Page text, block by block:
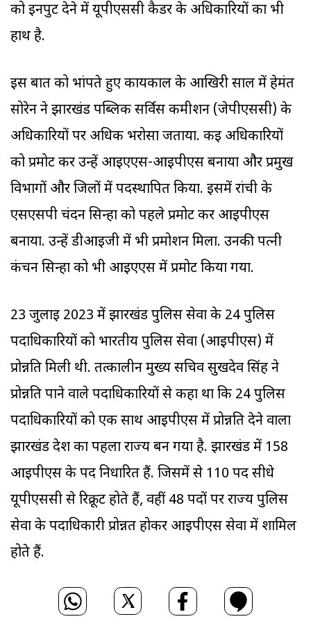
को इनपुट देने में यूपीएससी कैडर के अधिकारियों का भी
हाथ है.
इस बात को भांपते हुए कार्यकाल के आखिरी साल में हेमंत
सोरेन ने झारखंड पब्लिक सर्विस कमीशन (जेपीएससी) के
अधिकारियों पर अधिक भरोसा जताया. कई अधिकारियों
को प्रमोट कर उन्हें आईएएस-आईपीएस बनाया और प्रमुख
विभागों और जिलों में पदस्थापित किया. इसमें रांची के
एसएसपी चंदन सिन्हा को पहले प्रमोट कर आइपीएस
बनाया. उन्हें डीआईजी में भी प्रमोशन मिला. उनकी पत्नी
कंचन सिन्हा को भी आईएएस में प्रमोट किया गया.
23 जुलाई 2023 में झारखंड पुलिस सेवा के 24 पुलिस
पदाधिकारियों को भारतीय पुलिस सेवा (आईपीएस) में
प्रोन्नति मिली थी. तत्कालीन मुख्य सचिव सुखदेव सिंह ने
प्रोन्नति पाने वाले पदाधिकारियों से कहा था कि 24 पुलिस
पदाधिकारियों को एक साथ आईपीएस में प्रोन्नति देने वाला
झारखंड देश का पहला राज्य बन गया है. झारखंड में 158
आईपीएस के पद निर्धारित हैं. जिसमें से 110 पद सीधे
यूपीएससी से रिक्रूट होते हैं, वहीं 48 पदों पर राज्य पुलिस
सेवा के पदाधिकारी प्रोन्नत होकर आईपीएस सेवा में शामिल
होते हैं.